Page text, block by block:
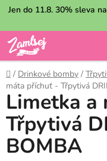
Přejít
obsah
Jen do 11.8. 30% sleva
Domů
/ Drinkové bomby /
máta příchuť - Třpytivá
Limetka a
Třpytivá
BOMBA